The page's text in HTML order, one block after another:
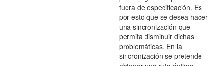
fuera de especificación. Es
por esto que se desea hacer
una sincronización que
permita disminuir dichas
problemáticas. En la
sincronización se pretende